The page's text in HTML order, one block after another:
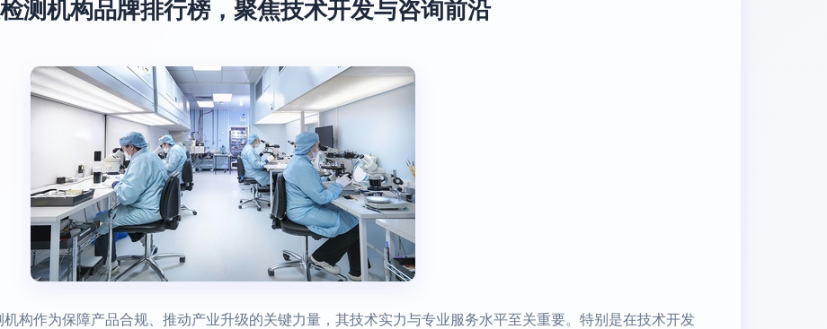
测机构品牌排行榜，聚焦技术开发与咨询前沿
构作为保障产品合规、推动产业升级的关键力量，其技术实力与专业服务水平至关重要。特别是在技术开发